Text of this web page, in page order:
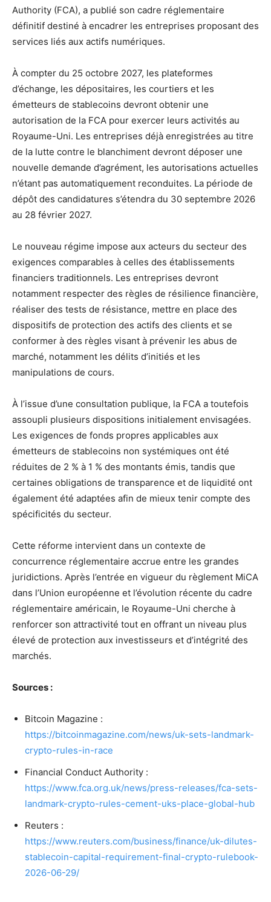
Authority (FCA), a publié son cadre réglementaire
définitif destiné à encadrer les entreprises proposant des
services liés aux actifs numériques.
À compter du 25 octobre 2027, les plateformes
d’échange, les dépositaires, les courtiers et les
émetteurs de stablecoins devront obtenir une
autorisation de la FCA pour exercer leurs activités au
Royaume-Uni. Les entreprises déjà enregistrées au titre
de la lutte contre le blanchiment devront déposer une
nouvelle demande d’agrément, les autorisations actuelles
n’étant pas automatiquement reconduites. La période de
dépôt des candidatures s’étendra du 30 septembre 2026
au 28 février 2027.
Le nouveau régime impose aux acteurs du secteur des
exigences comparables à celles des établissements
financiers traditionnels. Les entreprises devront
notamment respecter des règles de résilience financière,
réaliser des tests de résistance, mettre en place des
dispositifs de protection des actifs des clients et se
conformer à des règles visant à prévenir les abus de
marché, notamment les délits d’initiés et les
manipulations de cours.
À l’issue d’une consultation publique, la FCA a toutefois
assoupli plusieurs dispositions initialement envisagées.
Les exigences de fonds propres applicables aux
émetteurs de stablecoins non systémiques ont été
réduites de 2 % à 1 % des montants émis, tandis que
certaines obligations de transparence et de liquidité ont
également été adaptées afin de mieux tenir compte des
spécificités du secteur.
Cette réforme intervient dans un contexte de
concurrence réglementaire accrue entre les grandes
juridictions. Après l’entrée en vigueur du règlement MiCA
dans l’Union européenne et l’évolution récente du cadre
réglementaire américain, le Royaume-Uni cherche à
renforcer son attractivité tout en offrant un niveau plus
élevé de protection aux investisseurs et d’intégrité des
marchés.
Sources :
Bitcoin Magazine :
https://bitcoinmagazine.com/news/uk-sets-landmark-
crypto-rules-in-race
Financial Conduct Authority :
https://www.fca.org.uk/news/press-releases/fca-sets-
landmark-crypto-rules-cement-uks-place-global-hub
Reuters :
https://www.reuters.com/business/finance/uk-dilutes-
stablecoin-capital-requirement-final-crypto-rulebook-
2026-06-29/